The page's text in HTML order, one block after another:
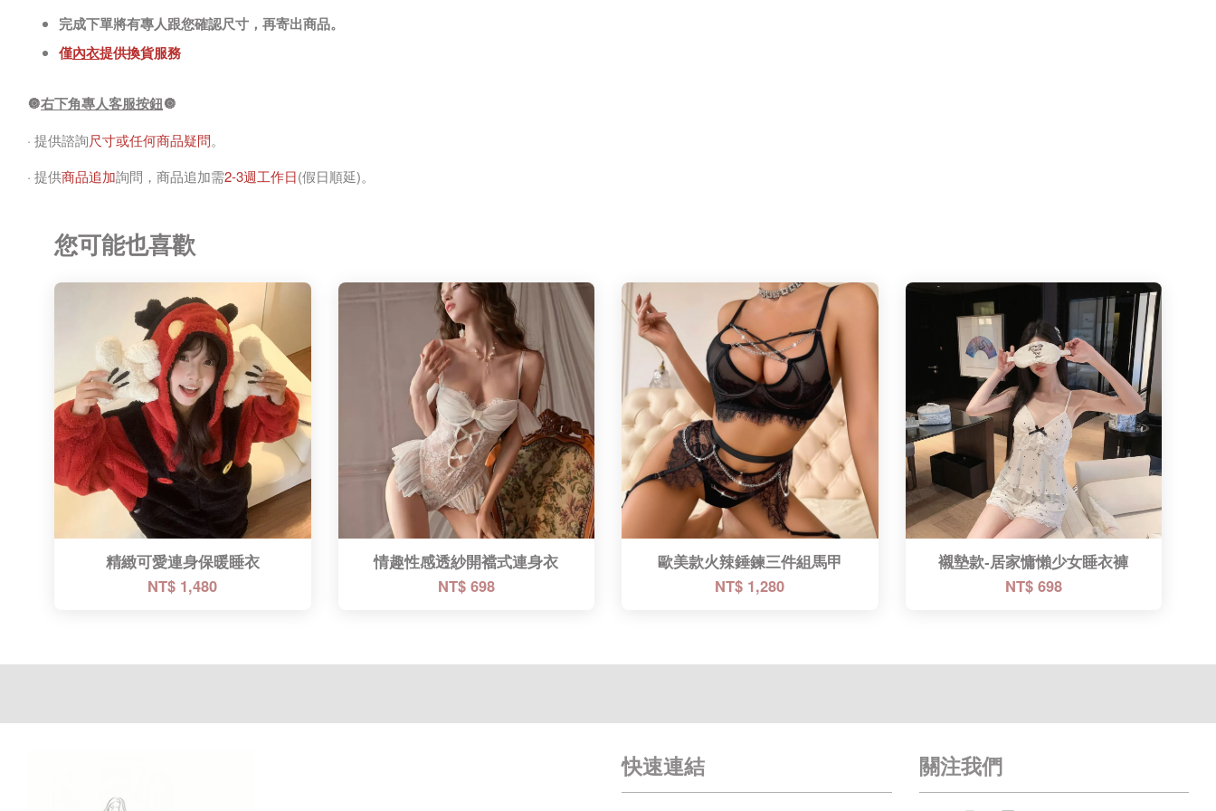
完成下單將有專人跟您確認尺寸，再寄出商品。
僅內衣提供換貨服務
🔘右下角專人客服按鈕🔘
· 提供諮詢尺寸或任何商品疑問。
· 提供商品追加詢問，商品追加需2-3週工作日(假日順延)。
您可能也喜歡
精緻可愛連身保暖睡衣
NT$ 1,480
情趣性感透紗開襠式連身衣
NT$ 698
歐美款火辣錘鍊三件組馬甲
NT$ 1,280
襯墊款-居家慵懶少女睡衣褲
NT$ 698
快速連結 關注我們